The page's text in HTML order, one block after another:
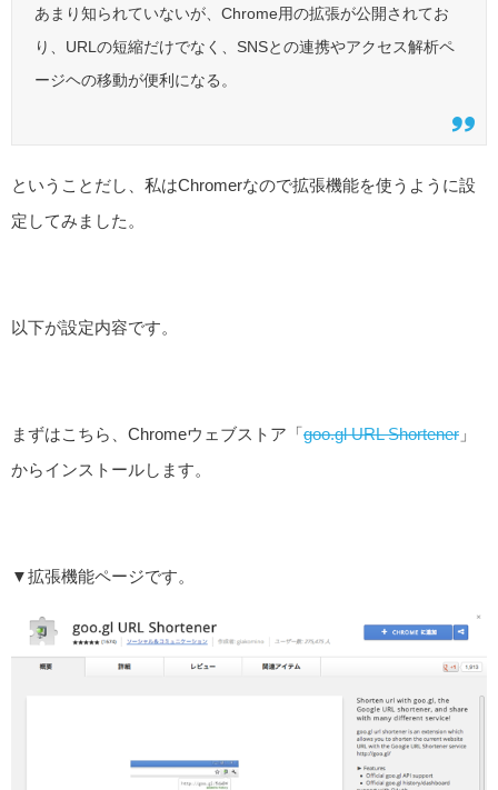
あまり知られていないが、Chrome用の拡張が公開されてお
り、URLの短縮だけでなく、SNSとの連携やアクセス解析ペ
ージヘの移動が便利になる。
ということだし、私はChromerなので拡張機能を使うように設
定してみました。
以下が設定内容です。
まずはこちら、Chromeウェブストア「goo.gl URL Shortener 」
からインストールします。
▼拡張機能ページです。